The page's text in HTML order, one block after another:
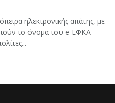
ηλεκτρονικής απάτης, με
το όνομα του e-ΕΦΚΑ